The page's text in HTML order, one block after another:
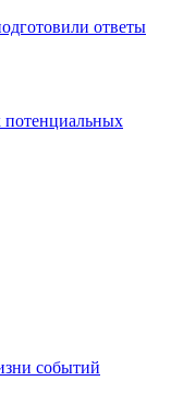
ответы
событий